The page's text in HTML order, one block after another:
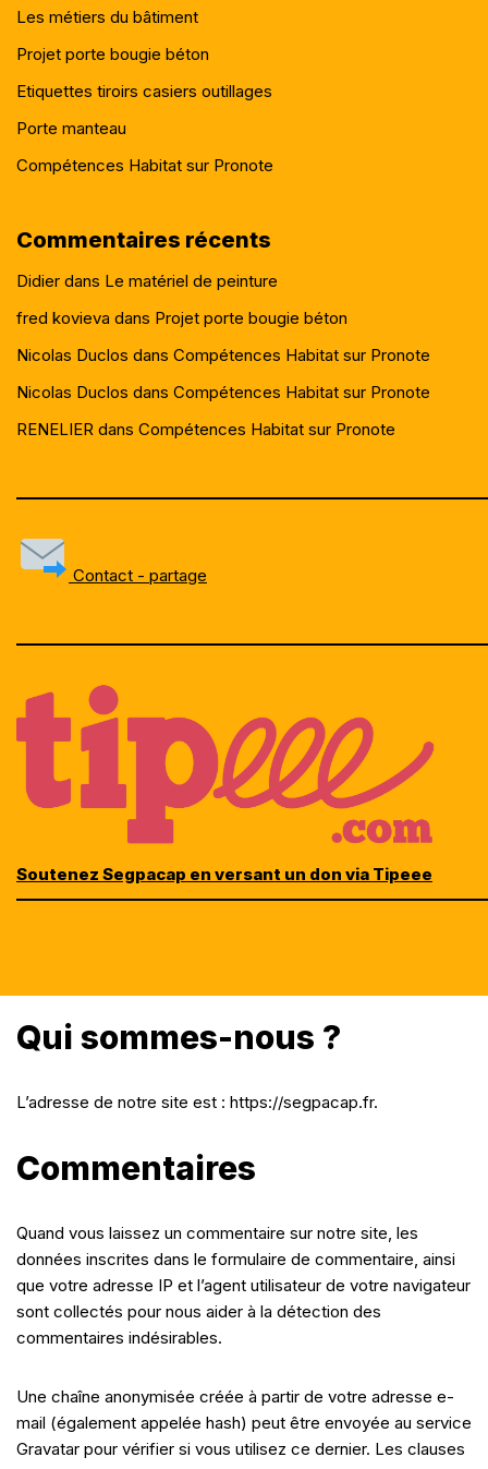
Les métiers du bâtiment
Projet porte bougie béton
Etiquettes tiroirs casiers outillages
Porte manteau
Compétences Habitat sur Pronote
Commentaires récents
Didier dans Le matériel de peinture
fred kovieva dans Projet porte bougie béton
Nicolas Duclos dans Compétences Habitat sur Pronote
Nicolas Duclos dans Compétences Habitat sur Pronote
RENELIER dans Compétences Habitat sur Pronote
Contact - partage
Soutenez Segpacap en versant un don via Tipeee
Qui sommes-nous ?
L’adresse de notre site est : https://segpacap.fr.
Commentaires
Quand vous laissez un commentaire sur notre site, les
données inscrites dans le formulaire de commentaire, ainsi
que votre adresse IP et l’agent utilisateur de votre navigateur
sont collectés pour nous aider à la détection des
commentaires indésirables.
Une chaîne anonymisée créée à partir de votre adresse e-
mail (également appelée hash) peut être envoyée au service
Gravatar pour vérifier si vous utilisez ce dernier. Les clauses